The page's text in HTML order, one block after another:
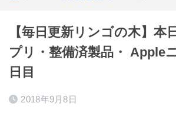
【毎日更新リンゴの木】本
プリ・整備済製品・ Apple
日目
2018年9月8日